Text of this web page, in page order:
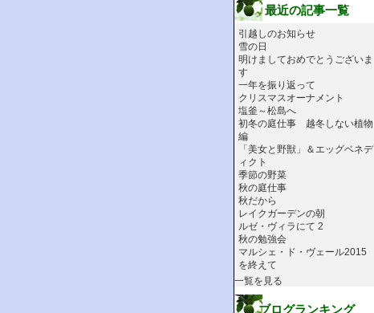
最近の記事一覧
引越しのお知らせ
雪の日
明けましておめでとうございま
す
一年を振り返って
クリスマスオーナメント
塩釜～松島へ
初冬の庭仕事 越冬しない植物
編
「美女と野獣」＆エッグベネデ
ィクト
季節の野菜
秋の庭仕事
秋だから
レイクガーデンの朝
ルゼ・ヴィラにて 2
秋の勉強会
マルシェ・ド・ヴェール2015
を終えて
一覧を見る
ブログランキング